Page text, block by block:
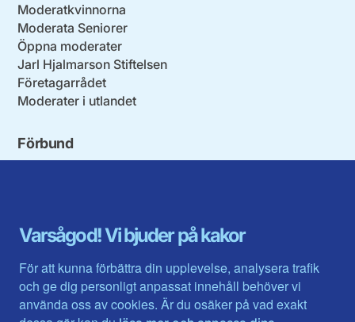
Varsågod! Vi bjuder på kakor
För att kunna förbättra din upplevelse, analysera trafik
och ge dig personligt anpassat innehåll behöver vi
använda oss av cookies. Är du osäker på vad exakt
Moderatkvinnorna
Moderata Seniorer
Öppna moderater
Jarl Hjalmarson Stiftelsen
Företagarrådet
Moderater i utlandet
Förbund
Gävleborg
Halland
Jämtlands län
Jönköpings län
Kalmar län
Kronobergs län
Värmlands län
Västerbotten
Västra Götaland
Västernorrland
Västmanland
Örebro län